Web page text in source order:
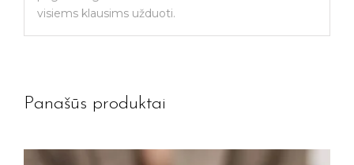
visiems klausims užduoti.
Panašūs produktai